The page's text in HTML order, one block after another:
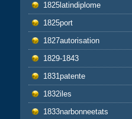
1825latindiplome
1825port
1827autorisation
1829-1843
1831patente
1832iles
1833narbonneetats